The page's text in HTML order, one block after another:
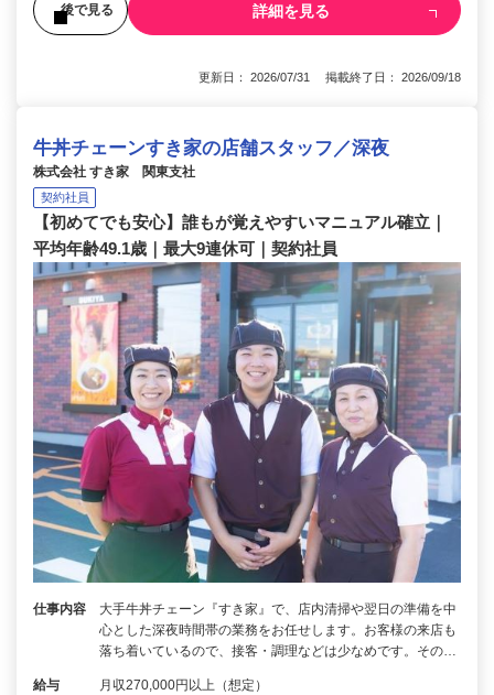
後で見る 詳細を見る
更新日： 2026/07/31 掲載終了日： 2026/09/18
牛丼チェーンすき家の店舗スタッフ／深夜
株式会社 すき家 関東支社
契約社員
【初めてでも安心】誰もが覚えやすいマニュアル確立｜
平均年齢49.1歳｜最大9連休可｜契約社員
仕事内容
大手牛丼チェーン『すき家』で、店内清掃や翌日の準備を中
心とした深夜時間帯の業務をお任せします。お客様の来店も
落ち着いているので、接客・調理などは少なめです。その…
給与 月収270,000円以上（想定）